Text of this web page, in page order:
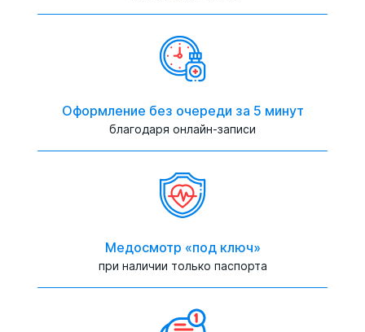
Оформление без очереди за 5 минут
благодаря онлайн-записи
Медосмотр «под ключ»
при наличии только паспорта